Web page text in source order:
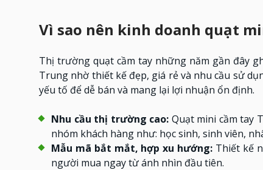
Vì sao nên kinh doanh quạt
Thị trường quạt cầm tay những năm gần đây
Trung nhờ thiết kế đẹp, giá rẻ và nhu cầu sử
yếu tố để dễ bán và mang lại lợi nhuận ổn định.
Nhu cầu thị trường cao: Quạt mini cầm tay
nhóm khách hàng như: học sinh, sinh viên,
Mẫu mã bắt mắt, hợp xu hướng: Thiết kế
người mua ngay từ ánh nhìn đầu tiên.